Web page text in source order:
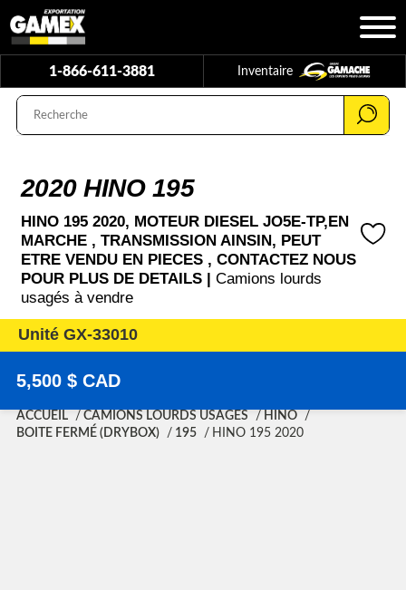
1-866-611-3881 Inventaire
2020 HINO 195
HINO 195 2020, MOTEUR DIESEL JO5E-TP,EN
MARCHE , TRANSMISSION AINSIN, PEUT
ETRE VENDU EN PIECES , CONTACTEZ NOUS
POUR PLUS DE DETAILS | Camions lourds
usagés à vendre
Unité GX-33010
5,500 $ CAD
ACCUEIL CAMIONS LOURDS USAGÉS
HINO
BOITE FERMÉ (DRYBOX)
195 HINO 195 2020